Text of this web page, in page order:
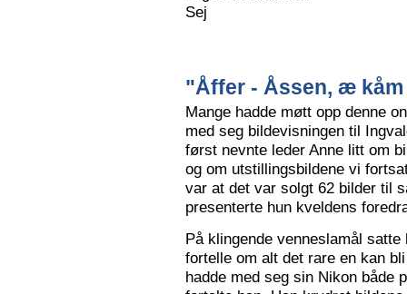
Sej
"Åffer - Åssen, æ
Mange hadde møtt opp denne
med seg bildevisningen til
først nevnte leder Anne litt om
og om utstillingsbildene vi
var at det var solgt 62 bilder til
presenterte hun kveldens
På klingende venneslamål
fortelle om alt det rare en kan
hadde med seg sin Nikon både